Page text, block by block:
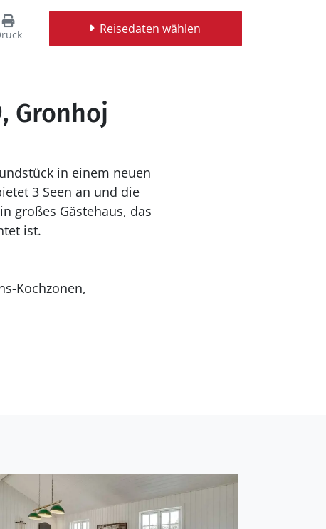
Reisedaten wählen
Gronhoj
in einem neuen
3 Seen an und die
großes Gästehaus, das
ist.
Kochzonen,
zum Meer